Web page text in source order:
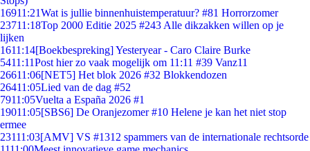
16911:21Wat is jullie binnenhuistemperatuur? #81 Horrorzomer
23711:18Top 2000 Editie 2025 #243 Alle dikzakken willen op je
lijken
1611:14[Boekbespreking] Yesteryear - Caro Claire Burke
5411:11Post hier zo vaak mogelijk om 11:11 #39 Vanz11
26611:06[NET5] Het blok 2026 #32 Blokkendozen
26411:05Lied van de dag #52
7911:05Vuelta a España 2026 #1
19011:05[SBS6] De Oranjezomer #10 Helene je kan het niet stop
ermee
23111:03[AMV] VS #1312 spammers van de internationale rechtsorde